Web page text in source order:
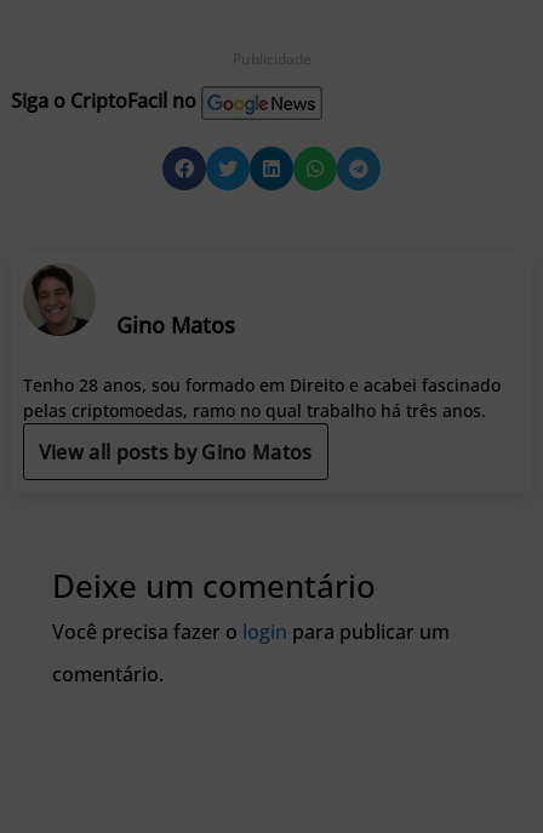
Publicidade
Siga o CriptoFacil no
Gino Matos
Tenho 28 anos, sou formado em Direito e acabei fascinado
pelas criptomoedas, ramo no qual trabalho há três anos.
View all posts by Gino Matos
Deixe um comentário
Você precisa fazer o login para publicar um
comentário.